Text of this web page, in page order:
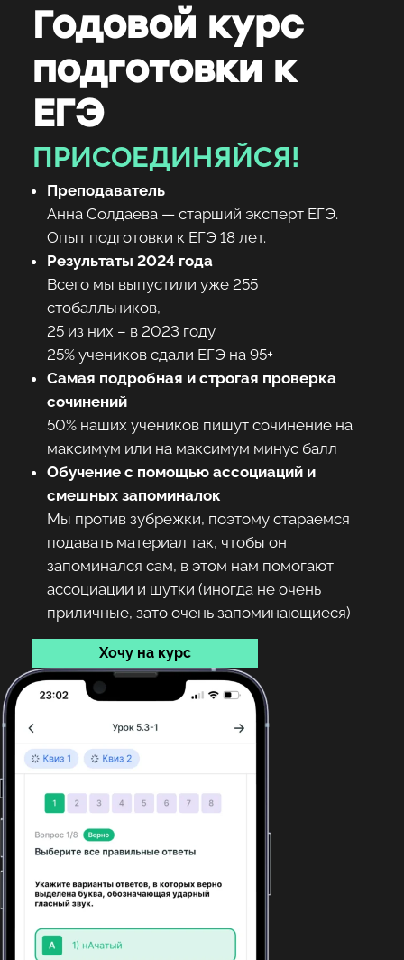
Годовой курс
подготовки к
ЕГЭ
ПРИСОЕДИНЯЙСЯ!
Преподаватель
Анна Солдаева — старший эксперт ЕГЭ.
Опыт подготовки к ЕГЭ 18 лет.
Результаты 2024 года
Всего мы выпустили уже 255
стобалльников,
25 из них – в 2023 году
25% учеников сдали ЕГЭ на 95+
Самая подробная и строгая проверка
сочинений
50% наших учеников пишут сочинение на
максимум или на максимум минус балл
Обучение с помощью ассоциаций и
смешных запоминалок
Мы против зубрежки, поэтому стараемся
подавать материал так, чтобы он
запоминался сам, в этом нам помогают
ассоциации и шутки (иногда не очень
приличные, зато очень запоминающиеся)
Хочу на курс